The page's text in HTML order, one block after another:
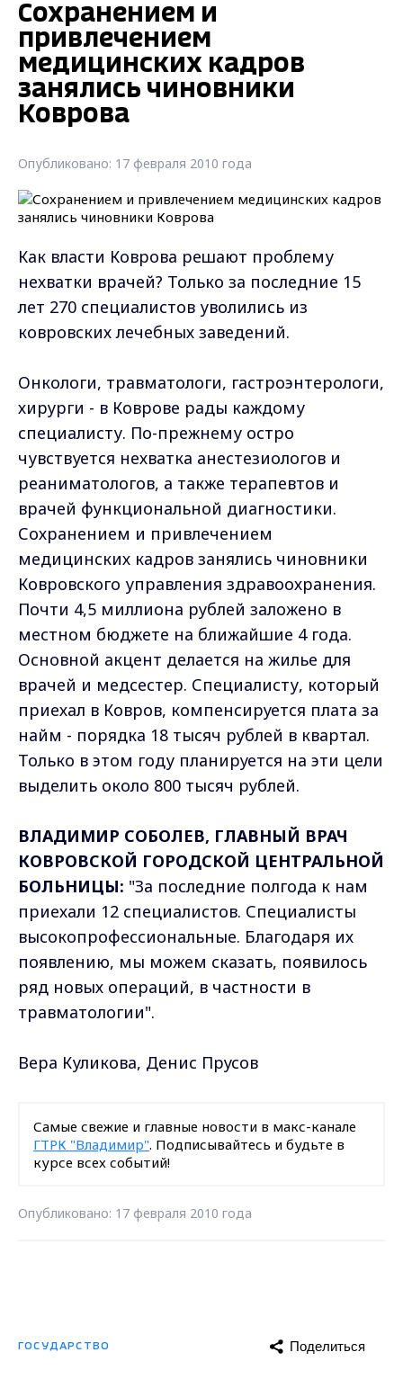
Сохранением и
привлечением
медицинских кадров
занялись чиновники
Коврова
Опубликовано: 17 февраля 2010 года
Как власти Коврова решают проблему
нехватки врачей? Только за последние 15
лет 270 специалистов уволились из
ковровских лечебных заведений.
Онкологи, травматологи, гастроэнтерологи,
хирурги - в Коврове рады каждому
специалисту. По-прежнему остро
чувствуется нехватка анестезиологов и
реаниматологов, а также терапевтов и
врачей функциональной диагностики.
Сохранением и привлечением
медицинских кадров занялись чиновники
Ковровского управления здравоохранения.
Почти 4,5 миллиона рублей заложено в
местном бюджете на ближайшие 4 года.
Основной акцент делается на жилье для
врачей и медсестер. Специалисту, который
приехал в Ковров, компенсируется плата за
найм - порядка 18 тысяч рублей в квартал.
Только в этом году планируется на эти цели
выделить около 800 тысяч рублей.
ВЛАДИМИР СОБОЛЕВ, ГЛАВНЫЙ ВРАЧ
КОВРОВСКОЙ ГОРОДСКОЙ ЦЕНТРАЛЬНОЙ
БОЛЬНИЦЫ: "За последние полгода к нам
приехали 12 специалистов. Специалисты
высокопрофессиональные. Благодаря их
появлению, мы можем сказать, появилось
ряд новых операций, в частности в
травматологии".
Вера Куликова, Денис Прусов
Самые свежие и главные новости в макс-канале
ГТРК "Владимир". Подписывайтесь и будьте в
курсе всех событий!
Опубликовано: 17 февраля 2010 года
ГОСУДАРСТВО Поделиться